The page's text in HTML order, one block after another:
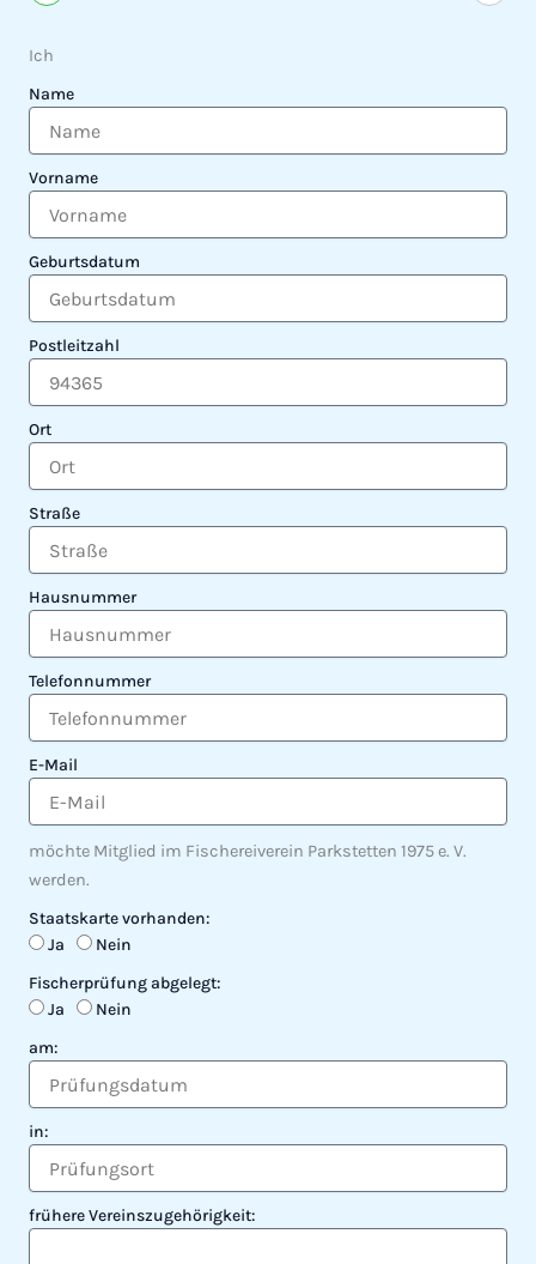
Ich
Name
Vorname
Geburtsdatum
Postleitzahl
Ort
Straße
Hausnummer
Telefonnummer
E-Mail
möchte Mitglied im Fischereiverein Parkstetten 1975 e. V.
werden.
Staatskarte vorhanden:
Ja
Nein
Fischerprüfung abgelegt:
Ja
Nein
am:
in:
frühere Vereinszugehörigkeit: